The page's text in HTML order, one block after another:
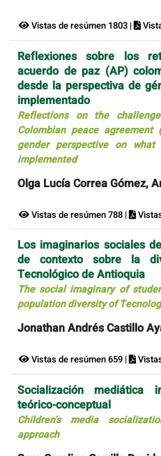
Vistas de resúmen 1803 |
Reflexiones sobre los
acuerdo de paz (AP)
desde la perspectiva de
implementado
Reflections on the
Colombian peace
gender perspective on
implemented
Olga Lucía Correa Gómez,
Vistas de resúmen 788 |
Los imaginarios sociales
de contexto sobre la
Tecnológico de Antioquia
The social imaginary of
population diversity of
Jonathan Andrés Castillo
Vistas de resúmen 659 |
Socialización mediática
teórico-conceptual
Children’s media
approach